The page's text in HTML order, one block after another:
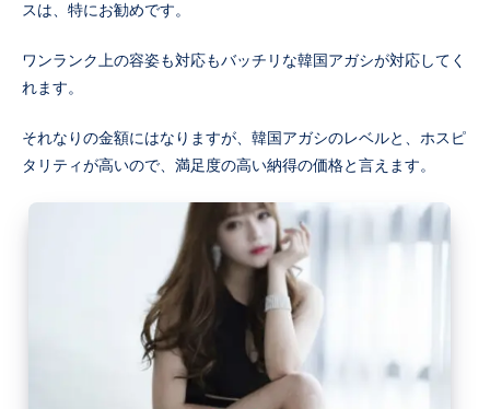
スは、特にお勧めです。
ワンランク上の容姿も対応もバッチリな韓国アガシが対応してく
れます。
それなりの金額にはなりますが、韓国アガシのレベルと、ホスピ
タリティが高いので、満足度の高い納得の価格と言えます。